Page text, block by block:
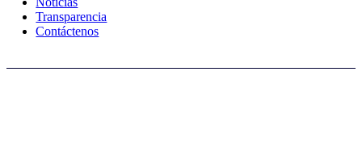
Transparencia
Contáctenos